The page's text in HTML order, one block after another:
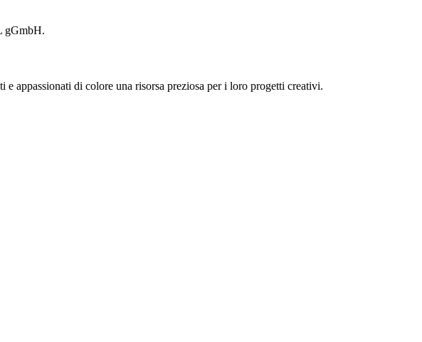
gGmbH.
appassionati di colore una risorsa preziosa per i loro progetti creativi.